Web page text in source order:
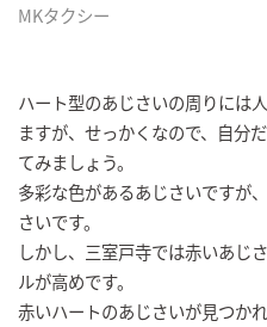
MKタクシー
ハート型のあじさいの周りには
ますが、せっかくなので、自分
てみましょう。
多彩な色があるあじさいですが
さいです。
しかし、三室戸寺では赤いあじ
ルが高めです。
赤いハートのあじさいが見つか